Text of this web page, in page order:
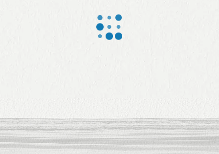
barcos
ados en
iniciativa
s en
industria
del mar
gallega
Europa
con el
proyect
o LIFE